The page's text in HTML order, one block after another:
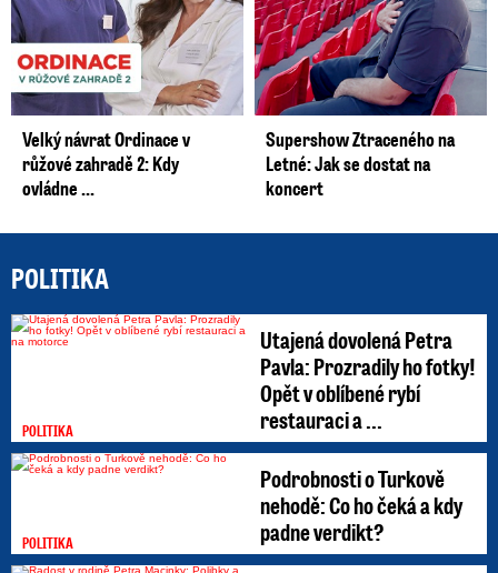
Velký návrat Ordinace v
růžové zahradě 2: Kdy
ovládne ...
Supershow Ztraceného na
Letné: Jak se dostat na
koncert
POLITIKA
POLITIKA
Utajená dovolená Petra
Pavla: Prozradily ho fotky!
Opět v oblíbené rybí
restauraci a ...
POLITIKA
Podrobnosti o Turkově
nehodě: Co ho čeká a kdy
padne verdikt?